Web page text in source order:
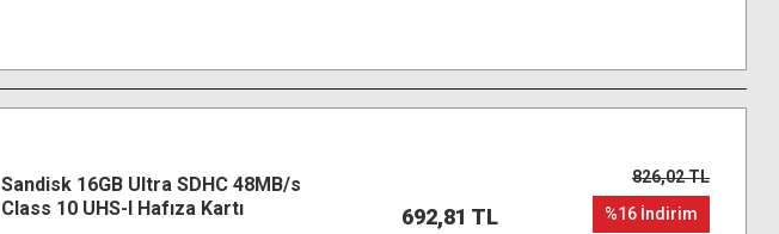
Sandisk 16GB Ultra SDHC 48MB/s
Class 10 UHS-I Hafıza Kartı
692,81 TL
826,02 TL
%16 İndirim